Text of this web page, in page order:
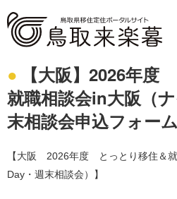
イベント情報 EVENT
とっとりの魅力
しごと JOBS
【大阪】2026年
就職相談会in大阪（
末相談会申込フォーム
【大阪 2026年度 とっとり移住＆就
Day・週末相談会）】